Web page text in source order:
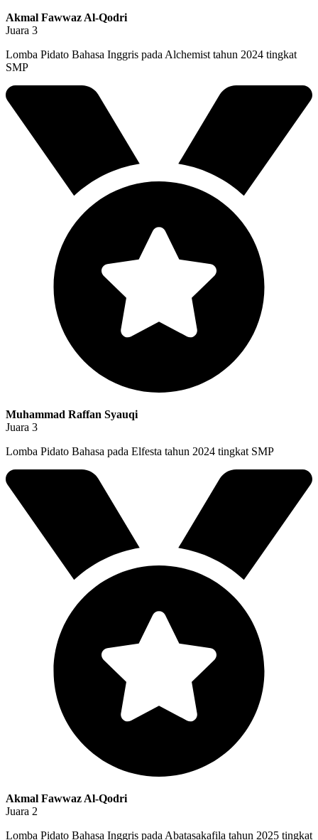
Akmal Fawwaz Al-Qodri
Juara 3
Lomba Pidato Bahasa Inggris pada Alchemist tahun 2024 tingkat
SMP
Muhammad Raffan Syauqi
Juara 3
Lomba Pidato Bahasa pada Elfesta tahun 2024 tingkat SMP
Akmal Fawwaz Al-Qodri
Juara 2
Lomba Pidato Bahasa Inggris pada Abatasakafila tahun 2025 tingkat